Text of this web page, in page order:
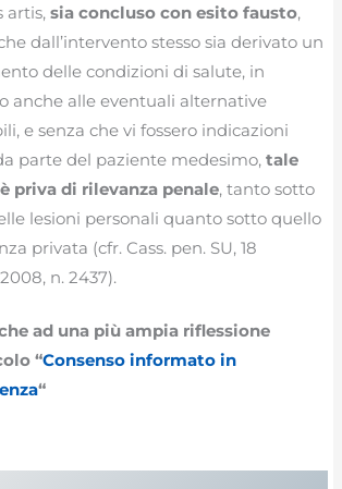
artis,sia concluso con esito fausto,
dall’intervento stesso sia derivato un
delle condizioni di salute, in
anche alle eventuali alternative
e senza che vi fossero indicazioni
parte del paziente medesimo,tale
priva di rilevanza penale, tanto sotto
lesioni personali quanto sotto quello
privata (cfr. Cass. pen. SU, 18
n. 2437).
ad una più ampia riflessione
“Consenso informato in
“